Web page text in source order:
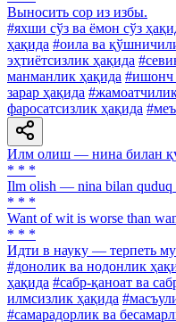
Выносить cop из избы.
#яхши сўз ва ёмон сўз
ҳақида #оила ва
эҳтиётсизлик ҳақида
манманлик ҳақида #ишонч
зарар ҳақида
фаросатсизлик ҳақида
Илм олиш — нина билан
* * *
Ilm olish — nina bilan quduq
* * *
Want of wit is worse than
* * *
Идти в науку — терпеть
#донолик ва нодонлик
ҳақида #сабр-қаноат ва
илмсизлик ҳақида
#самарадорлик ва